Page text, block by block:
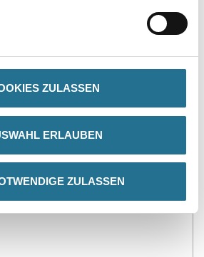
ZULASSEN
ERLAUBEN
ZULASSEN
Geschmack